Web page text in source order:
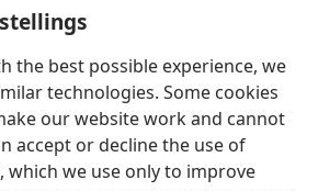
the best possible experience, we
technologies. Some cookies
our website work and cannot
accept or decline the use of
which we use only to improve
BIBLIOTEEK